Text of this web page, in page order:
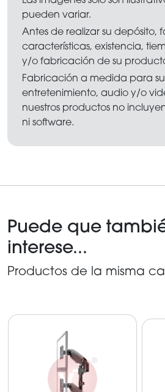
pueden variar.
Antes de realizar su depósito,
características, existencia,
y/o fabricación de su
Fabricación a medida para
entretenimiento, audio y/o
nuestros productos no
ni software.
Puede que
interese...
Productos de la misma